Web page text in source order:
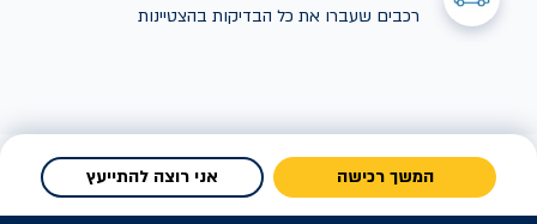
רכבים שעברו את כל הבדיקות בהצטיינות
המשך רכישה אני רוצה להתייעץ